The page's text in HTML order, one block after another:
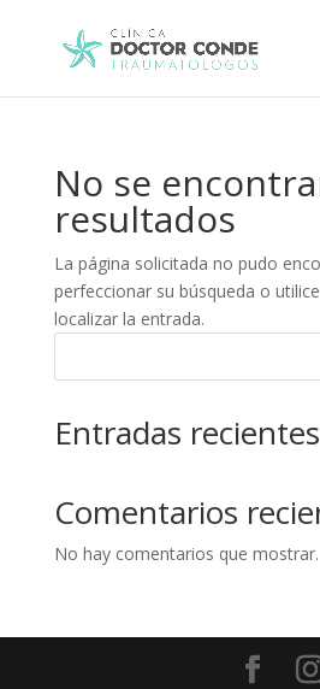
No se
resultados
La página solicitada no pudo
perfeccionar su búsqueda o
localizar la entrada.
Entradas recientes
Comentarios
No hay comentarios que mostrar.